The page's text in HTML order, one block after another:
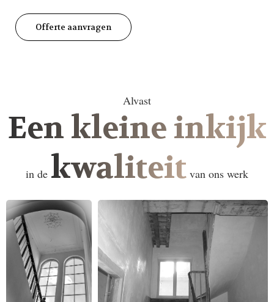
Offerte aanvragen
Alvast
Een kleine inkijk
in de kwaliteit van ons werk